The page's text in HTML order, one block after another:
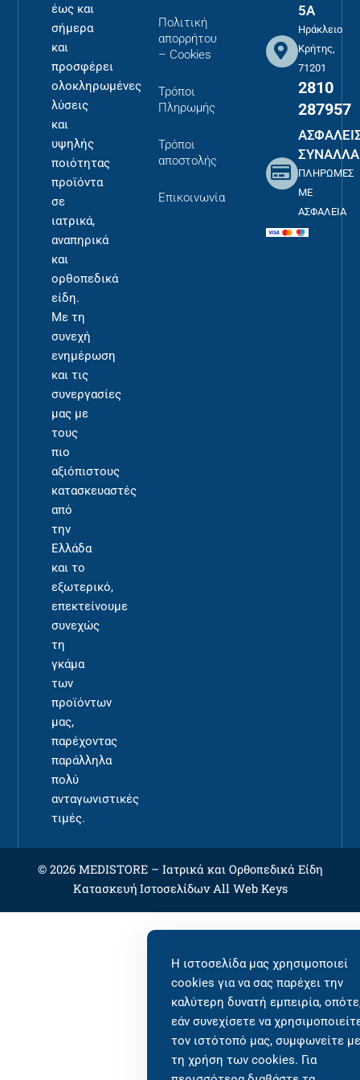
έως και
σήμερα
και
προσφέρει
ολοκληρωμένες
λύσεις
και
υψηλής
ποιότητας
προϊόντα
σε
ιατρικά,
αναπηρικά
και
ορθοπεδικά
είδη.
Με τη
συνεχή
ενημέρωση
και τις
συνεργασίες
μας με
τους
πιο
αξιόπιστους
κατασκευαστές
από
την
Ελλάδα
και το
εξωτερικό,
επεκτείνουμε
συνεχώς
τη
γκάμα
των
προϊόντων
μας,
παρέχοντας
παράλληλα
πολύ
ανταγωνιστικές
τιμές.
Πολιτική
απορρήτου
– Cookies
Τρόποι
Πληρωμής
Τρόποι
αποστολής
Επικοινωνία
5Α
Ηράκλειο
Κρήτης,
71201
2810
287957
ΠΛΗΡΩΜΕΣ
ΜΕ
ΑΣΦΑΛΕΙΑ
© 2026 MEDISTORE – Ιατρικά και Ορθοπεδικά Είδη
Κατασκευή ΙστοσελίδωνAll Web Keys
Η ιστοσελίδα μας χρησιμοποιεί
cookies για να σας παρέχει την
καλύτερη δυνατή εμπειρία,
εάν συνεχίσετε να
τον ιστότοπό μας, συμφωνείτε με
τη χρήση των cookies. Για